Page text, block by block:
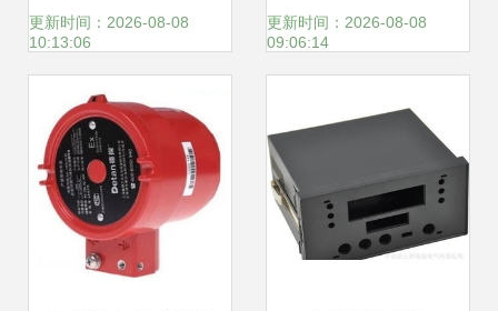
始——上海洪富仪
器仪表的专业之选
更新时间：2026-08-08
10:13:06
汇锦仪表销售中心
更新时间：2026-08-08
09:06:14